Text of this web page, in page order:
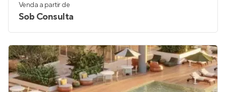
Venda a partir de
Sob Consulta